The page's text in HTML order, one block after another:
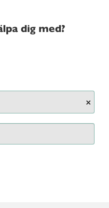
dig med?
×